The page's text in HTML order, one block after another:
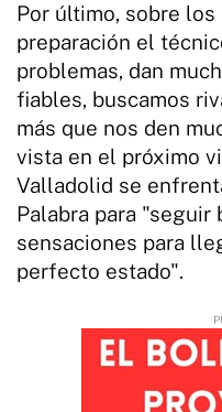
Por último, sobre
preparación el
problemas, dan
fiables, buscamos
más que nos den
vista en el próximo
Valladolid se
Palabra para "seguir
sensaciones para
perfecto estado".